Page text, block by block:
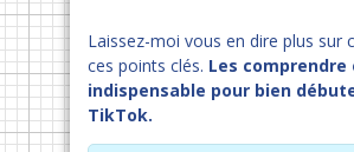
Laissez-moi vous en dire plus sur
ces points clés. Les comprendre
indispensable pour bien
TikTok.